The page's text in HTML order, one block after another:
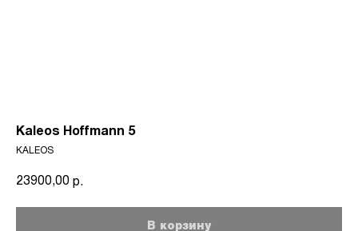
Kaleos Hoffmann 5
KALEOS
23900,00 р.
В корзину